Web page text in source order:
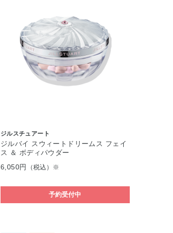
ジルスチュアート
ジルバイ スウィートドリームス フェイ
ス ＆ ボディパウダー
6,050円
（税込）※
予約受付中